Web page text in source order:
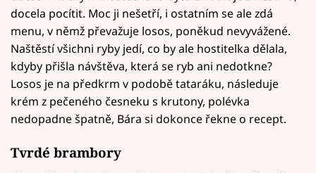
docela pocítit. Moc ji nešetří, i ostatním se ale zdá
menu, v němž převažuje losos, poněkud nevyvážené.
Naštěstí všichni ryby jedí, co by ale hostitelka dělala,
kdyby přišla návštěva, která se ryb ani nedotkne?
Losos je na předkrm v podobě tataráku, následuje
krém z pečeného česneku s krutony, polévka
nedopadne špatně, Bára si dokonce řekne o recept.
Tvrdé brambory